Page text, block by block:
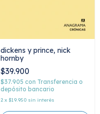
dickens y prince, nick
hornby
$39.900
$37.905 con Transferencia o
depósito bancario
2 x $19.950 sin interés